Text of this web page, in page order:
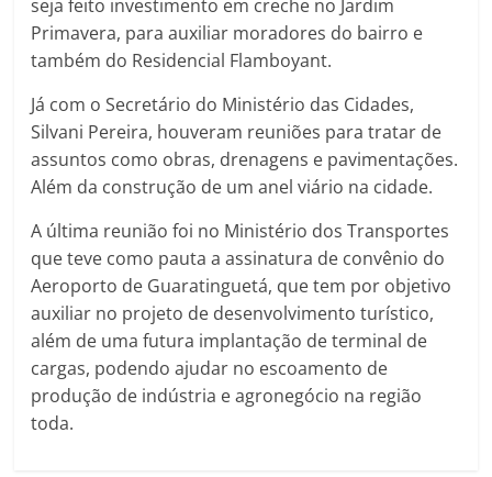
seja feito investimento em creche no Jardim
Primavera, para auxiliar moradores do bairro e
também do Residencial Flamboyant.
Já com o Secretário do Ministério das Cidades,
Silvani Pereira, houveram reuniões para tratar de
assuntos como obras, drenagens e pavimentações.
Além da construção de um anel viário na cidade.
A última reunião foi no Ministério dos Transportes
que teve como pauta a assinatura de convênio do
Aeroporto de Guaratinguetá, que tem por objetivo
auxiliar no projeto de desenvolvimento turístico,
além de uma futura implantação de terminal de
cargas, podendo ajudar no escoamento de
produção de indústria e agronegócio na região
toda.